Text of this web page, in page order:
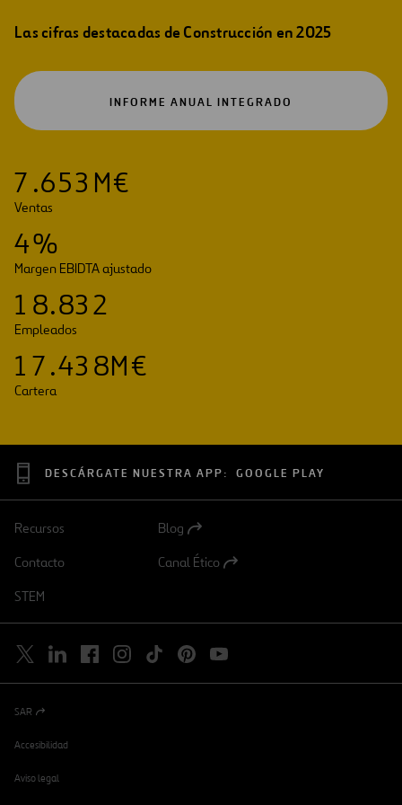
Las cifras destacadas de Construcción en 2025
INFORME ANUAL INTEGRADO
7 .653 M€
Ventas
4%
Margen EBIDTA ajustado
1 8.832
Empleados
1 7.43 8M€
Cartera
DESCÁRGATE NUESTRA APP: GOOGLE PLAY
Recursos
Abrir
una
Blog
Contacto
Abrir
Canal Ético
STEM
Abrir
una
nueva
SAR
Accesibilidad
Aviso legal